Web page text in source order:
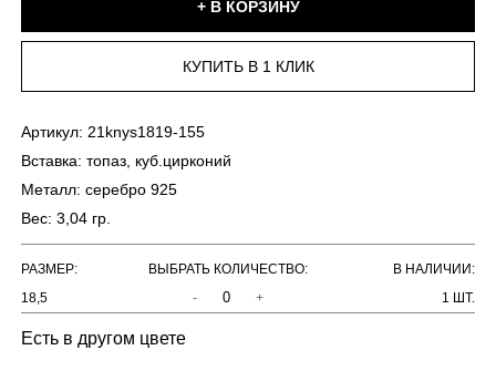
Есть в другом цвете
Артикул: 21knys1819-155
Вставка: топаз, куб.цирконий
Металл: серебро 925
Вес: 3,04 гр.
РАЗМЕР: ВЫБРАТЬ КОЛИЧЕСТВО:
В НАЛИЧИИ:
18,5
- + 1 ШТ.